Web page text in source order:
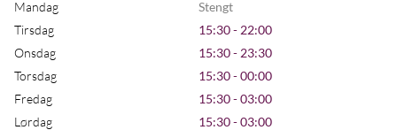
Mandag
Stengt
Tirsdag
15:30 - 22:00
Onsdag
15:30 - 23:30
Torsdag
15:30 - 00:00
Fredag
15:30 - 03:00
Lørdag
15:30 - 03:00